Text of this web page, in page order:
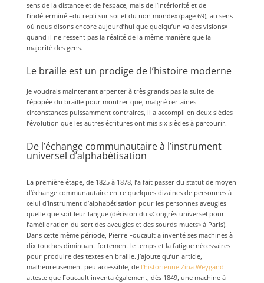
sens de la distance et de l’espace, mais de l’intériorité et de
l’indéterminé –du repli sur soi et du non monde» (page 69), au sens
où nous disons encore aujourd’hui que quelqu’un «a des visions»
quand il ne ressent pas la réalité de la même manière que la
majorité des gens.
Le braille est un prodige de l’histoire moderne
Je voudrais maintenant arpenter à très grands pas la suite de
l’épopée du braille pour montrer que, malgré certaines
circonstances puissamment contraires, il a accompli en deux siècles
l’évolution que les autres écritures ont mis six siècles à parcourir.
De l’échange communautaire à l’instrument
universel d’alphabétisation
La première étape, de 1825 à 1878, l’a fait passer du statut de moyen
d’échange communautaire entre quelques dizaines de personnes à
celui d’instrument d’alphabétisation pour les personnes aveugles
quelle que soit leur langue (décision du «Congrès universel pour
l’amélioration du sort des aveugles et des sourds-muets» à Paris).
Dans cette même période, Pierre Foucault a inventé ses machines à
dix touches diminuant fortement le temps et la fatigue nécessaires
pour produire des textes en braille. J’ajoute qu’un article,
malheureusement peu accessible, de l’historienne Zina Weygand
atteste que Foucault inventa également, dès 1849, une machine à